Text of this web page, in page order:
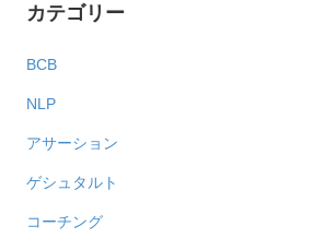
カテゴリー
BCB
NLP
アサーション
ゲシュタルト
コーチング